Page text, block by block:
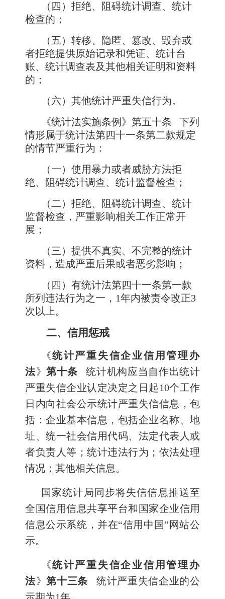
（四）拒绝、阻碍统计调查、统计
检查的；
（五）转移、隐匿、篡改、毁弃或
者拒绝提供原始记录和凭证、统计台
账、统计调查表及其他相关证明和资料
的；
（六）其他统计严重失信行为。
《统计法实施条例》第五十条
下列
情形属于统计法第四十一条第二款规定
的情节严重行为：
（一）使用暴力或者威胁方法拒
绝、阻碍统计调查、统计监督检查；
（二）拒绝、阻碍统计调查、统计
监督检查，严重影响相关工作正常开
展；
（三）提供不真实、不完整的统计
资料，造成严重后果或者恶劣影响；
（四）有统计法第四十一条第一款
所列违法行为之一，1年内被责令改正3
次以上。
二、信用惩戒
《统计严重失信企业信用管理办
法》第十条
统计机构应当自作出统计
严重失信企业认定决定之日起10个工作
日内向社会公示统计严重失信信息，包
括：企业基本信息，包括企业名称、地
址、统一社会信用代码、法定代表人或
者负责人等；统计违法行为；依法处理
情况；其他相关信息。
国家统计局同步将失信信息推送至
全国信用信息共享平台和国家企业信用
信息公示系统，并在“信用中国”网站公
示。
《统计严重失信企业信用管理办
法》第十三条
统计严重失信企业的公